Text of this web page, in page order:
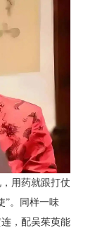
用药就跟打仗
”。同样一味
，配吴茱萸能